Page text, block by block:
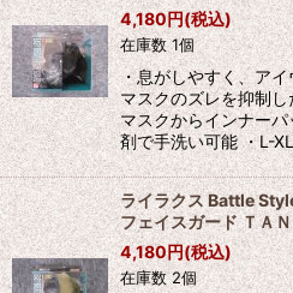
4,180円(税込)
在庫数 1個
・息がしやすく、ア
マスクのズレを抑制
マスクからインナー
剤で手洗い可能 ・L-
ライラクス Battle
フェイスガード ＴＡ
4,180円(税込)
在庫数 2個